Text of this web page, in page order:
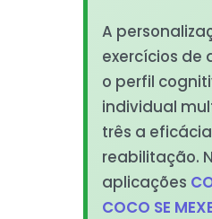
A
exercícios de
o perfil
individual
três a
reabilitação.
aplicações
COCO SE